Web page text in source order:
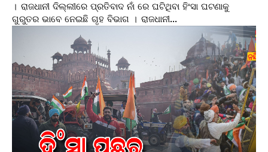
। ରାଜଧାନୀ ଦିଲ୍ଲୀରେ ପ୍ରତିବାଦ ନାଁ ରେ ଘଟିଥିବା ହିଂସା ଘଟଣାକୁ
ଗୁରୁତର ଭାବେ ନେଇଛି ଗୃହ ବିଭାଗ । ରାଜଧାନୀ...